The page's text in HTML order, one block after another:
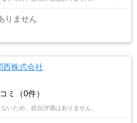
りません
西株式会社
ミ（0件）
いため、総合評価はありません。